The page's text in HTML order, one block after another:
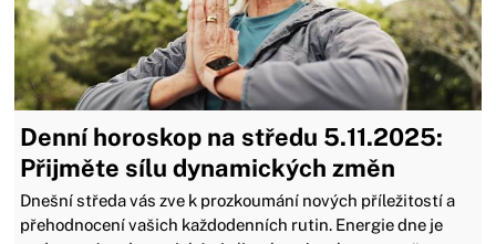
Denní horoskop na středu 5.11.2025:
Přijměte sílu dynamických změn
Dnešní středa vás zve k prozkoumání nových příležitostí a
přehodnocení vašich každodenních rutin. Energie dne je